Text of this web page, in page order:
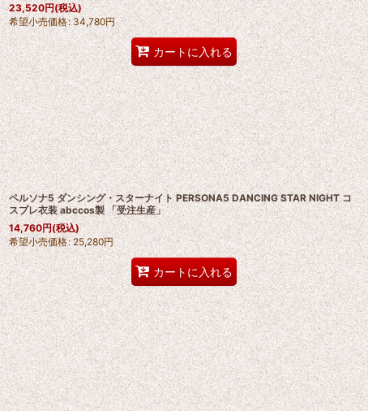
23,520円(税込)
希望小売価格: 34,780円
カートに入れる
ペルソナ5 ダンシング・スターナイト PERSONA5 DANCING STAR NIGHT コ
スプレ衣装 abccos製 「受注生産」
14,760円(税込)
希望小売価格: 25,280円
カートに入れる